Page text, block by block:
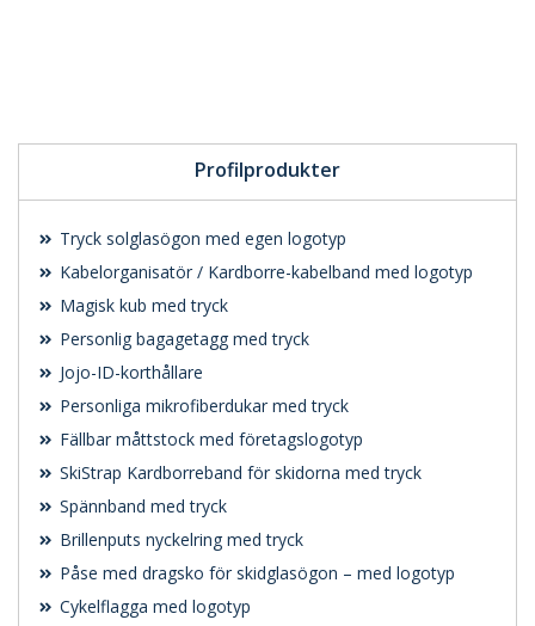
Profilprodukter
Tryck solglasögon med egen logotyp
Kabelorganisatör / Kardborre-kabelband med logotyp
Magisk kub med tryck
Personlig bagagetagg med tryck
Jojo-ID-korthållare
Personliga mikrofiberdukar med tryck
Fällbar måttstock med företagslogotyp
SkiStrap Kardborreband för skidorna med tryck
Spännband med tryck
Brillenputs nyckelring med tryck
Påse med dragsko för skidglasögon – med logotyp
Cykelflagga med logotyp